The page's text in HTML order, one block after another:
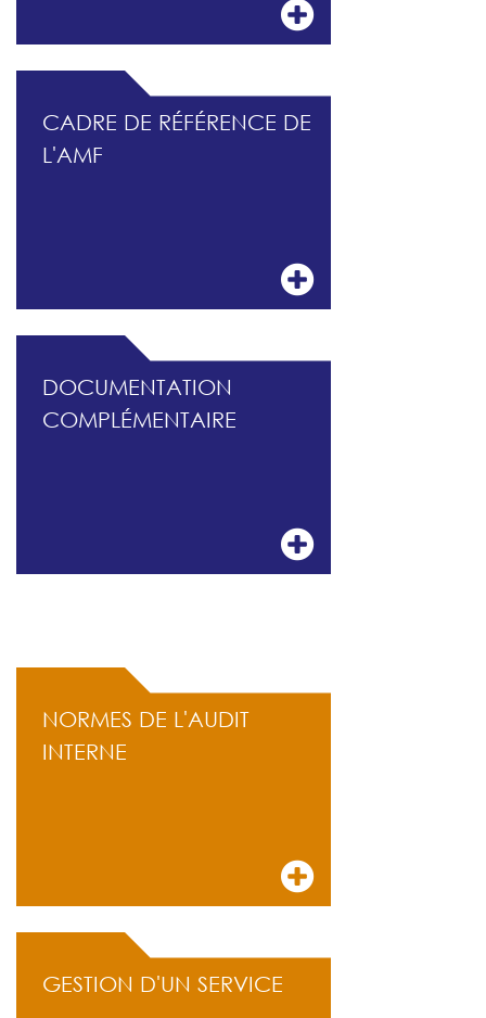
CADRE DE RÉFÉRENCE DE
L'AMF
DOCUMENTATION
COMPLÉMENTAIRE
NORMES DE L'AUDIT
INTERNE
GESTION D'UN SERVICE